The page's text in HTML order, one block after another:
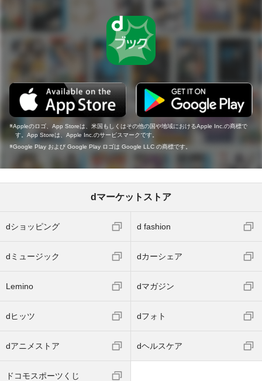
Appleのロゴ、App Storeは、米国もしくはその他の国や地域におけるApple Inc.の商標で
す。App Storeは、Apple Inc.のサービスマークです。
Google Play および Google Play ロゴは Google LLC の商標です。
dマーケットストア
dショッピング d fashion
dミュージック dカーシェア
Lemino dマガジン
dヒッツ dフォト
dアニメストア dヘルスケア
ドコモスポーツくじ